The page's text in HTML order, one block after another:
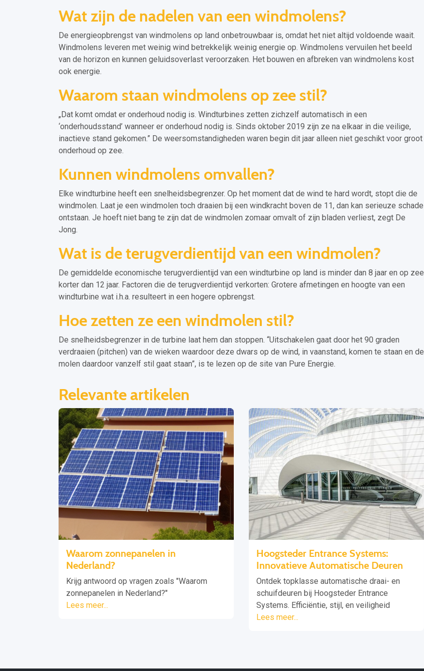
Wat zijn de nadelen van een windmolens?
De energieopbrengst van windmolens op land onbetrouwbaar is, omdat het niet altijd voldoende waait.
Windmolens leveren met weinig wind betrekkelijk weinig energie op. Windmolens vervuilen het beeld
van de horizon en kunnen geluidsoverlast veroorzaken. Het bouwen en afbreken van windmolens kost
ook energie.
Waarom staan windmolens op zee stil?
„Dat komt omdat er onderhoud nodig is. Windturbines zetten zichzelf automatisch in een
‘onderhoudsstand’ wanneer er onderhoud nodig is. Sinds oktober 2019 zijn ze na elkaar in die veilige,
inactieve stand gekomen.” De weersomstandigheden waren begin dit jaar alleen niet geschikt voor groot
onderhoud op zee.
Kunnen windmolens omvallen?
Elke windturbine heeft een snelheidsbegrenzer. Op het moment dat de wind te hard wordt, stopt die de
windmolen. Laat je een windmolen toch draaien bij een windkracht boven de 11, dan kan serieuze schade
ontstaan. Je hoeft niet bang te zijn dat de windmolen zomaar omvalt of zijn bladen verliest, zegt De
Jong.
Wat is de terugverdientijd van een windmolen?
De gemiddelde economische terugverdientijd van een windturbine op land is minder dan 8 jaar en op zee
korter dan 12 jaar. Factoren die de terugverdientijd verkorten: Grotere afmetingen en hoogte van een
windturbine wat i.h.a. resulteert in een hogere opbrengst.
Hoe zetten ze een windmolen stil?
De snelheidsbegrenzer in de turbine laat hem dan stoppen. “Uitschakelen gaat door het 90 graden
verdraaien (pitchen) van de wieken waardoor deze dwars op de wind, in vaanstand, komen te staan en de
molen daardoor vanzelf stil gaat staan”, is te lezen op de site van Pure Energie.
Relevante artikelen
Waarom zonnepanelen in
Nederland?
Krijg antwoord op vragen zoals "Waarom
zonnepanelen in Nederland?"
Lees meer...
Hoogsteder Entrance Systems:
Innovatieve Automatische Deuren
Ontdek topklasse automatische draai- en
schuifdeuren bij Hoogsteder Entrance
Systems. Efficiëntie, stijl, en veiligheid
Lees meer...